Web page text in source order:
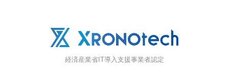
経済産業省IT導入支援事業者認定